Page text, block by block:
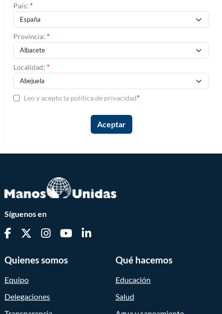
País: *
Provincia: *
Localidad: *
Leo y acepto la política de privacidad*
Síguenos en
Quienes somos
Equipo
Delegaciones
Qué hacemos
Educación
Salud